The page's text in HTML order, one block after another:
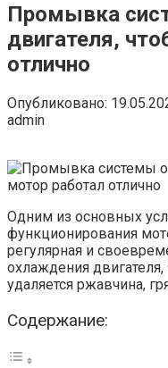
Промывка
двигателя,
отлично
Опубликовано:
admin
Одним из основных
функционирования
регулярная и
охлаждения
удаляется ржавчина,
Содержание: